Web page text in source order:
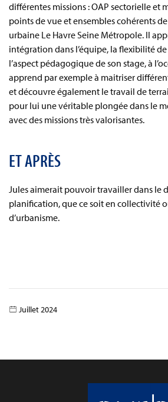
différentes missions : OAP sectorielle et
points de vue et ensembles cohérents
urbaine Le Havre Seine Métropole. Il
intégration dans l’équipe, la flexibilité de
l’aspect pédagogique de son stage, à
apprend par exemple à maitriser
et découvre également le travail de
pour lui une véritable plongée dans le
avec des missions très valorisantes.
ET APRÈS
Jules aimerait pouvoir travailler dans le
planification, que ce soit en collectivité
d’urbanisme.
Juillet 2024